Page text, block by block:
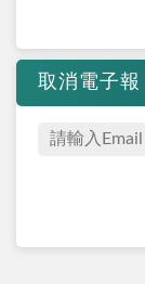
取消電子報